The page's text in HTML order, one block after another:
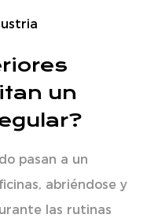
un
pasan a un
abriéndose y
las rutinas